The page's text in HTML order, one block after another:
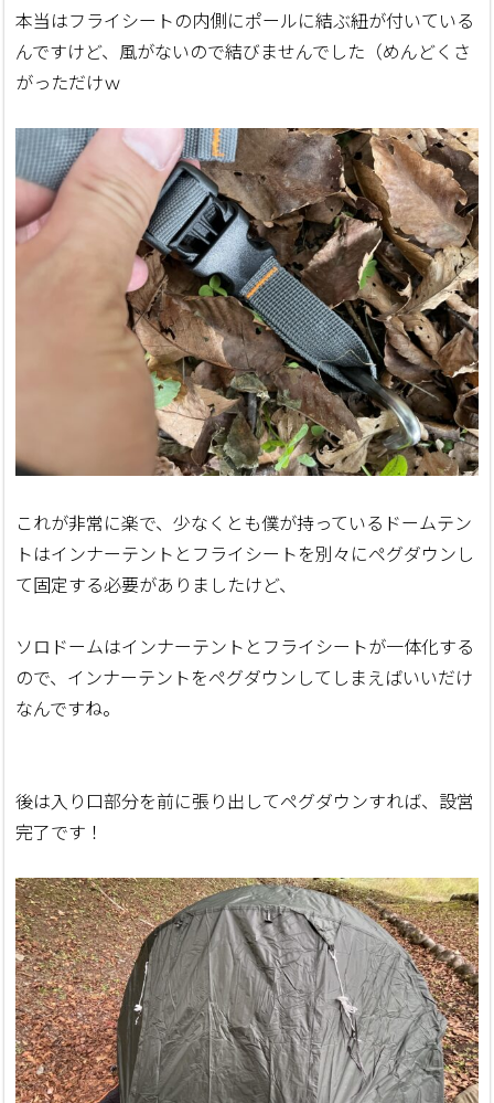
本当はフライシートの内側にポールに結ぶ紐が付いている
んですけど、風がないので結びませんでした（めんどくさ
がっただけｗ
これが非常に楽で、少なくとも僕が持っているドームテン
トはインナーテントとフライシートを別々にペグダウンし
て固定する必要がありましたけど、
ソロドームはインナーテントとフライシートが一体化する
ので、インナーテントをペグダウンしてしまえばいいだけ
なんですね。
後は入り口部分を前に張り出してペグダウンすれば、設営
完了です！